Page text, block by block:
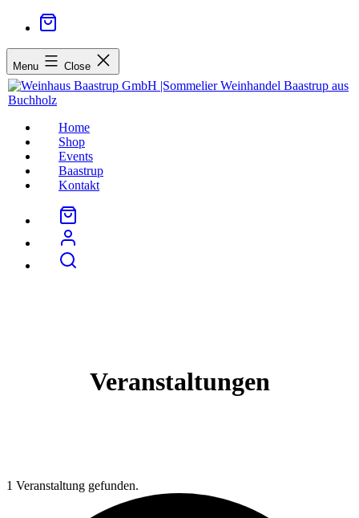
Menu Close
Home
Shop
Events
Baastrup
Kontakt
Veranstaltungen
1 Veranstaltung gefunden.